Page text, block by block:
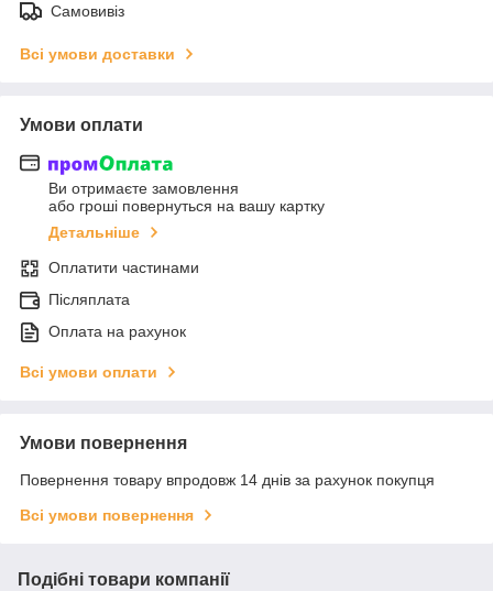
Самовивіз
Всі умови доставки
Умови оплати
Ви отримаєте замовлення
або гроші повернуться на вашу картку
Детальніше
Оплатити частинами
Післяплата
Оплата на рахунок
Всі умови оплати
Умови повернення
Повернення товару впродовж 14 днів за рахунок покупця
Всі умови повернення
Подібні товари компанії